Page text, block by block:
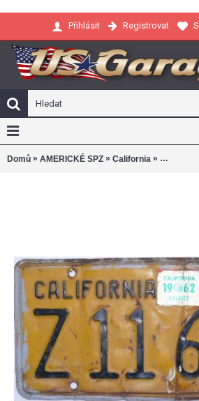
Přihlásit Registrovat
Domů » AMERICKÉ SPZ » California »